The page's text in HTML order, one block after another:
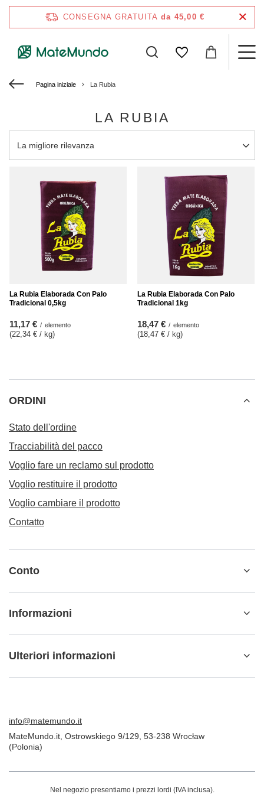
CONSEGNA GRATUITA da 45,00 €
Pagina iniziale La Rubia
LA RUBIA
Modifica ordinamento
La migliore rilevanza
La Rubia Elaborada Con Palo
Tradicional 0,5kg
11,17 € / elemento
(22,34 € / kg)
La Rubia Elaborada Con Palo
Tradicional 1kg
18,47 € / elemento
(18,47 € / kg)
ORDINI
Stato dell'ordine
Tracciabilità del pacco
Voglio fare un reclamo sul prodotto
Voglio restituire il prodotto
Voglio cambiare il prodotto
Contatto
Conto
Informazioni
Ulteriori informazioni
info@matemundo.it
MateMundo.it Ostrowskiego 9/129 53-238 Wrocław
(Polonia)
Nel negozio presentiamo i prezzi lordi (IVA inclusa).